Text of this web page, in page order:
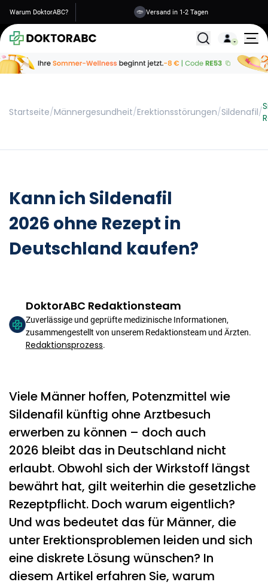
Warum DoktorABC? Sichere Informationen
Alle
Startseite/Männergesundheit/Erektionsstörungen/Sildenafil/
Kann ich Sildenafil
2026 ohne Rezept in
Deutschland kaufen?
DoktorABC Redaktionsteam
Zuverlässige und geprüfte medizinische Informationen,
zusammengestellt von unserem Redaktionsteam und Ärzten.
Redaktionsprozess.
Viele Männer hoffen, Potenzmittel wie
Sildenafil künftig ohne Arztbesuch
erwerben zu können – doch auch
2026 bleibt das in Deutschland nicht
erlaubt. Obwohl sich der Wirkstoff längst
bewährt hat, gilt weiterhin die gesetzliche
Rezeptpflicht. Doch warum eigentlich?
Und was bedeutet das für Männer, die
unter Erektionsproblemen leiden und sich
eine diskrete Lösung wünschen? In
diesem Artikel erfahren Sie, warum